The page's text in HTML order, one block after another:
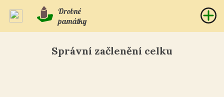
Drobné
památky
Správní začlenění celku